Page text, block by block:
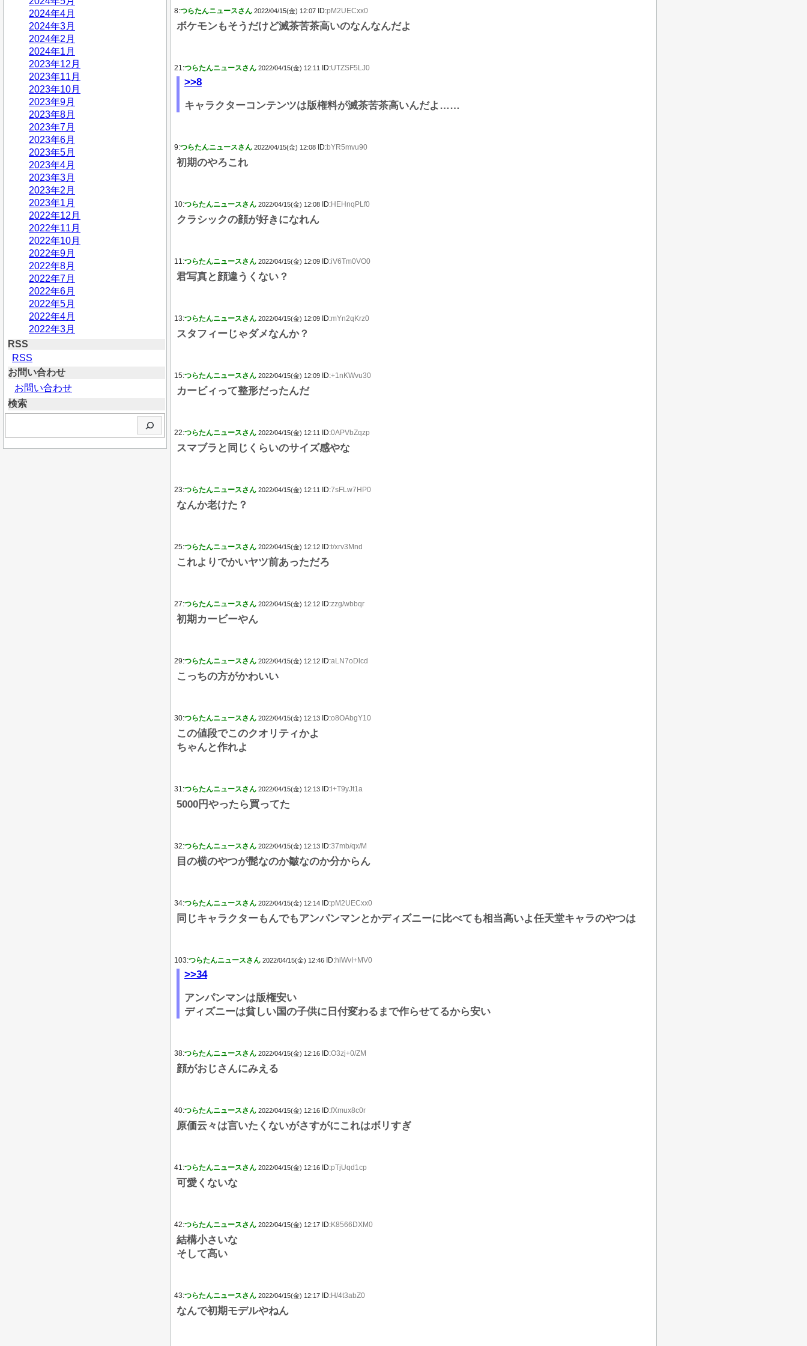
2024年4月
2024年3月
2024年2月
2024年1月
2023年12月
2023年11月
2023年10月
2023年9月
2023年8月
2023年7月
2023年6月
2023年5月
2023年4月
2023年3月
2023年2月
2023年1月
2022年12月
2022年11月
2022年10月
2022年9月
2022年8月
2022年7月
2022年6月
2022年5月
2022年4月
2022年3月
RSS
RSS
お問い合わせ
お問い合わせ
検索
8:つらたんニュースさん 2022/04/15(金) 12:07 ID:pM2UECxx0
ボケモンもそうだけど滅茶苦茶高いのなんなんだよ
21:つらたんニュースさん 2022/04/15(金) 12:11 ID:UTZSF5LJ0
>>8
キャラクターコンテンツは版権料が滅茶苦茶高いんだよ……
9:つらたんニュースさん 2022/04/15(金) 12:08 ID:bYR5mvu90
初期のやろこれ
10:つらたんニュースさん 2022/04/15(金) 12:08 ID:HEHnqPLf0
クラシックの顔が好きになれん
11:つらたんニュースさん 2022/04/15(金) 12:09 ID:iV6Tm0VO0
君写真と顔違うくない？
13:つらたんニュースさん 2022/04/15(金) 12:09 ID:mYn2qKrz0
スタフィーじゃダメなんか？
15:つらたんニュースさん 2022/04/15(金) 12:09 ID:+1nKWvu30
カービィって整形だったんだ
22:つらたんニュースさん 2022/04/15(金) 12:11 ID:0APVbZqzp
スマブラと同じくらいのサイズ感やな
23:つらたんニュースさん 2022/04/15(金) 12:11 ID:7sFLw7HP0
なんか老けた？
25:つらたんニュースさん 2022/04/15(金) 12:12 ID:t/xrv3Mnd
これよりでかいヤツ前あっただろ
27:つらたんニュースさん 2022/04/15(金) 12:12 ID:zzg/wbbqr
初期カービーやん
29:つらたんニュースさん 2022/04/15(金) 12:12 ID:aLN7oDlcd
こっちの方がかわいい
30:つらたんニュースさん 2022/04/15(金) 12:13 ID:o8OAbgY10
この値段でこのクオリティかよ
ちゃんと作れよ
31:つらたんニュースさん 2022/04/15(金) 12:13 ID: l+T9yJt1a
5000円やったら買ってた
32:つらたんニュースさん 2022/04/15(金) 12:13 ID:37mb/qx/M
目の横のやつが髭なのか皺なのか分からん
34:つらたんニュースさん 2022/04/15(金) 12:14 ID:pM2UECxx0
同じキャラクターもんでもアンパンマンとかディズニーに比べても相当高いよ任天堂キャラのやつは
103:つらたんニュースさん 2022/04/15(金) 12:46 ID:hlWvI+MV0
>>34
アンパンマンは版権安い
ディズニーは貧しい国の子供に日付変わるまで作らせてるから安い
38:つらたんニュースさん 2022/04/15(金) 12:16 ID:O3zj+0/ZM
顔がおじさんにみえる
40:つらたんニュースさん 2022/04/15(金) 12:16 ID:fXmux8c0r
原価云々は言いたくないがさすがにこれはボリすぎ
41:つらたんニュースさん 2022/04/15(金) 12:16 ID:pTjUqd1cp
可愛くないな
42:つらたんニュースさん 2022/04/15(金) 12:17 ID:K8566DXM0
結構小さいな
そして高い
43:つらたんニュースさん 2022/04/15(金) 12:17 ID:H/4t3abZ0
なんで初期モデルやねん